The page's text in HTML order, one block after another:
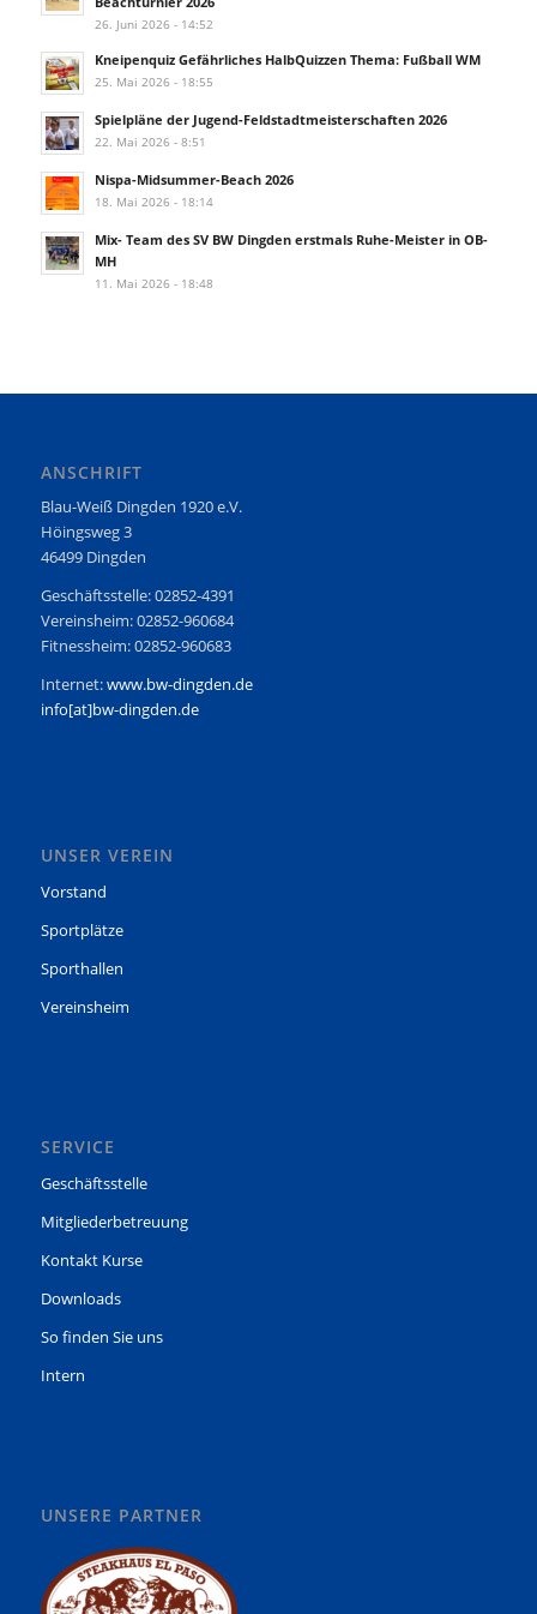
26. Juni 2026 - 14:52
Kneipenquiz Gefährliches HalbQuizzen Thema: Fußball WM
25. Mai 2026 - 18:55
Spielpläne der Jugend-Feldstadtmeisterschaften 2026
22. Mai 2026 - 8:51
Nispa-Midsummer-Beach 2026
18. Mai 2026 - 18:14
Mix- Team des SV BW Dingden erstmals Ruhe-Meister in OB-
MH
11. Mai 2026 - 18:48
ANSCHRIFT
Blau-Weiß Dingden 1920 e.V.
Höingsweg 3
46499 Dingden
Geschäftsstelle: 02852-4391
Vereinsheim: 02852-960684
Fitnessheim: 02852-960683
Internet:www.bw-dingden.de
info[at]bw-dingden.de
UNSER VEREIN
Vorstand
Sportplätze
Sporthallen
Vereinsheim
SERVICE
Geschäftsstelle
Mitgliederbetreuung
Kontakt Kurse
Downloads
So finden Sie uns
Intern
UNSERE PARTNER